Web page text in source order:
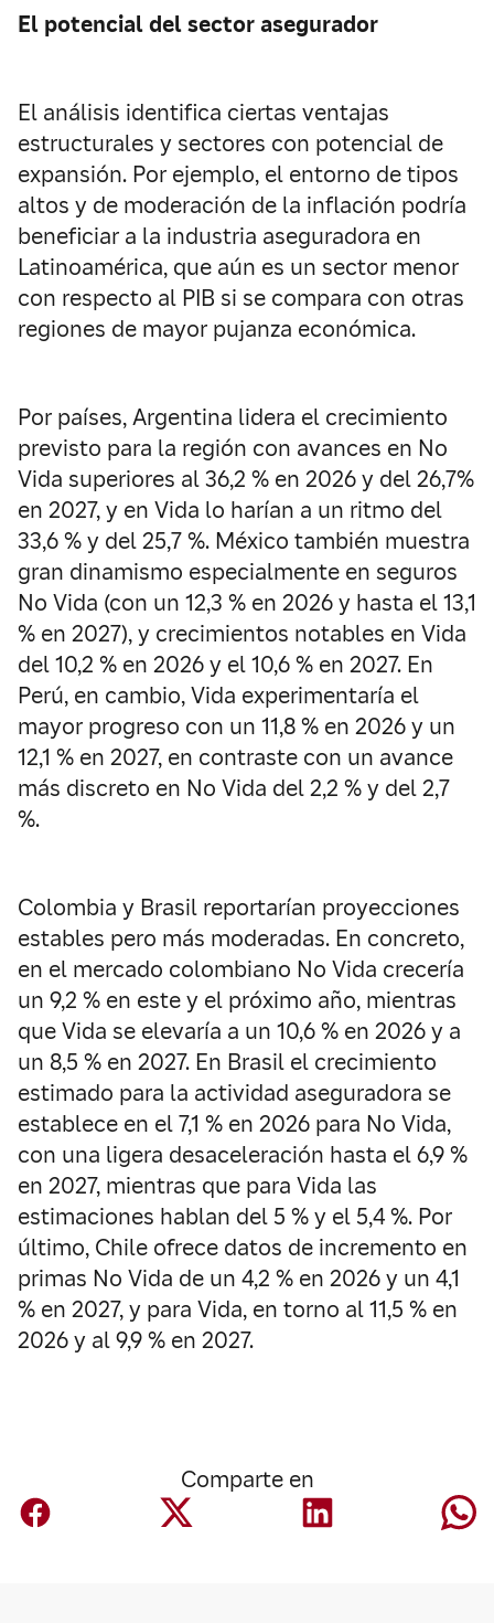
El potencial del sector asegurador
El análisis identifica ciertas ventajas
estructurales y sectores con potencial de
expansión. Por ejemplo, el entorno de tipos
altos y de moderación de la inflación podría
beneficiar a la industria aseguradora en
Latinoamérica, que aún es un sector menor
con respecto al PIB si se compara con otras
regiones de mayor pujanza económica.
Por países, Argentina lidera el crecimiento
previsto para la región con avances en No
Vida superiores al 36,2 % en 2026 y del 26,7%
en 2027, y en Vida lo harían a un ritmo del
33,6 % y del 25,7 %. México también muestra
gran dinamismo especialmente en seguros
No Vida (con un 12,3 % en 2026 y hasta el 13,1
% en 2027), y crecimientos notables en Vida
del 10,2 % en 2026 y el 10,6 % en 2027. En
Perú, en cambio, Vida experimentaría el
mayor progreso con un 11,8 % en 2026 y un
12,1 % en 2027, en contraste con un avance
más discreto en No Vida del 2,2 % y del 2,7
%.
Colombia y Brasil reportarían proyecciones
estables pero más moderadas. En concreto,
en el mercado colombiano No Vida crecería
un 9,2 % en este y el próximo año, mientras
que Vida se elevaría a un 10,6 % en 2026 y a
un 8,5 % en 2027. En Brasil el crecimiento
estimado para la actividad aseguradora se
establece en el 7,1 % en 2026 para No Vida,
con una ligera desaceleración hasta el 6,9 %
en 2027, mientras que para Vida las
estimaciones hablan del 5 % y el 5,4 %. Por
último, Chile ofrece datos de incremento en
primas No Vida de un 4,2 % en 2026 y un 4,1
% en 2027, y para Vida, en torno al 11,5 % en
2026 y al 9,9 % en 2027.
Comparte en